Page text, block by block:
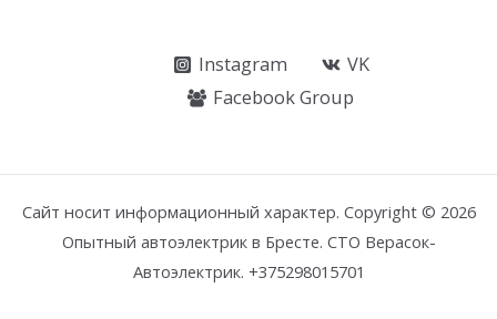
Instagram
VK
Facebook Group
Сайт носит информационный характер. Copyright © 2026
Опытный автоэлектрик в Бресте. СТО Верасок-
Автоэлектрик. +375298015701